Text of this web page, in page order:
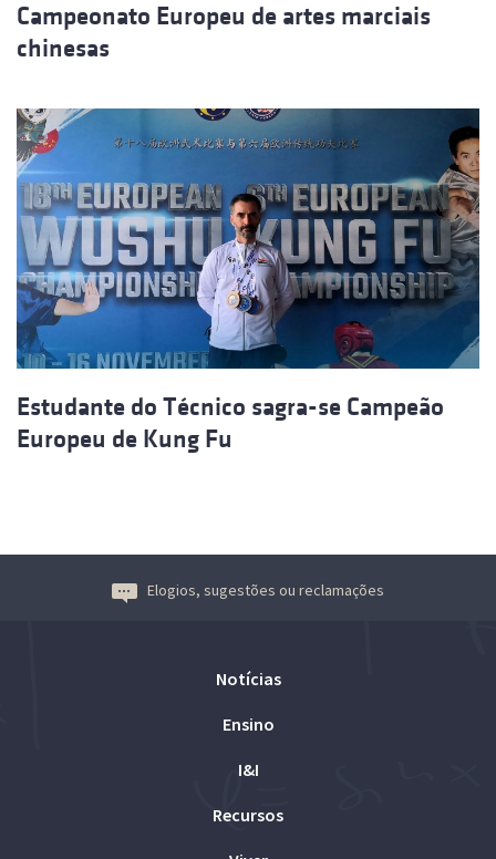
Campeonato Europeu de artes marciais
chinesas
Estudante do Técnico sagra-se Campeão
Europeu de Kung Fu
Elogios, sugestões ou reclamações
Notícias
Ensino
I&I
Recursos